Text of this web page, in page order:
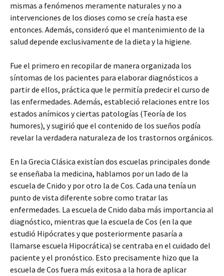
mismas a fenómenos meramente naturales y no a
intervenciones de los dioses como se creía hasta ese
entonces. Además, consideró que el mantenimiento de la
salud depende exclusivamente de la dieta y la higiene.
Fue el primero en recopilar de manera organizada los
síntomas de los pacientes para elaborar diagnósticos a
partir de ellos, práctica que le permitía predecir el curso de
las enfermedades. Además, estableció relaciones entre los
estados anímicos y ciertas patologías (Teoría de los
humores), y sugirió que el contenido de los sueños podía
revelar la verdadera naturaleza de los trastornos orgánicos.
En la Grecia Clásica existían dos escuelas principales donde
se enseñaba la medicina, hablamos por un lado de la
escuela de Cnido y por otro la de Cos. Cada una tenía un
punto de vista diferente sobre como tratar las
enfermedades. La escuela de Cnido daba más importancia al
diagnóstico, mientras que la escuela de Cos (en la que
estudió Hipócrates y que posteriormente pasaría a
llamarse escuela Hipocrática) se centraba en el cuidado del
paciente y el pronóstico. Esto precisamente hizo que la
escuela de Cos fuera más exitosa a la hora de aplicar